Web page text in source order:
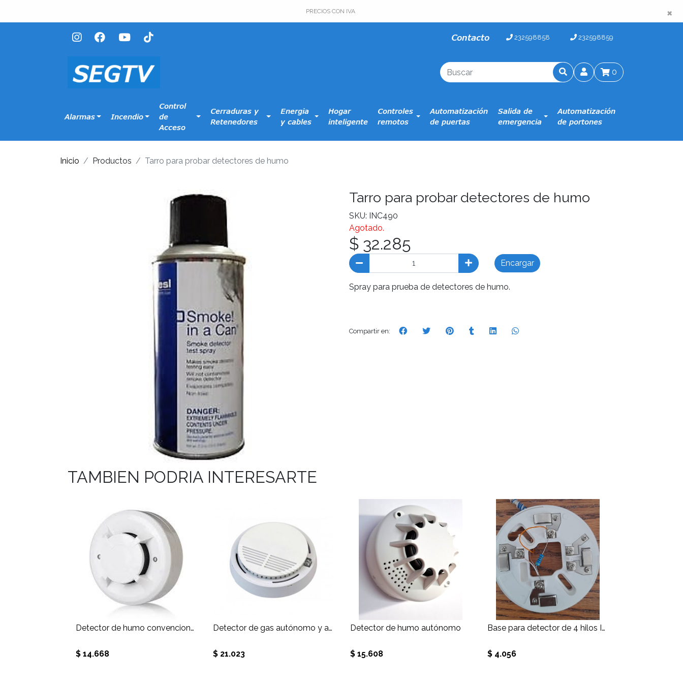
PRECIOS CON IVA ×
×
Contacto 232598858 232598859
0
Alarmas Incendio
Control
de
Acceso
Cerraduras y
Retenedores
Energia
y cables
Hogar
inteligente
Controles
remotos
Automatización
de puertas
Salida de
emergencia
Automatización
de portones
Inicio Productos Tarro para probar detectores de humo
Tarro para probar detectores de humo
SKU: INC490
Agotado.
$ 32.285
Encargar
Spray para prueba de detectores de humo.
Compartir en:
TAMBIEN PODRIA INTERESARTE
Detector de humo convencional 4 hilos 9 a 35VDC
$ 14.668
Detector de gas autónomo y alarmas 433Mhz
$ 21.023
Detector de humo autónomo
$ 15.608
Base para detector de 4 hilos INC420
$ 4.056